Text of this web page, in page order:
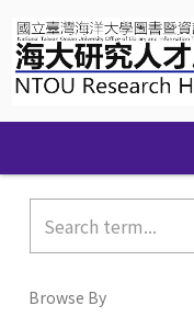
navigation
Browse By